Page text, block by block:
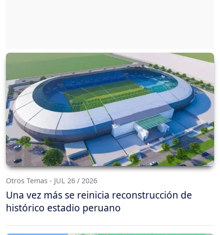
Otros Temas - JUL 26 / 2026
Una vez más se reinicia reconstrucción de
histórico estadio peruano